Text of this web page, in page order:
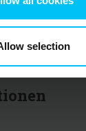
selection